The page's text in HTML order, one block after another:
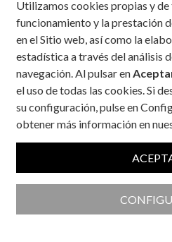
Utilizamos cookies propias y
funcionamiento y la prestación
en el Sitio web, así como la
estadística a través del análisis
navegación. Al pulsar en
el uso de todas las cookies. Si
su configuración, pulse en
obtener más información en
Colaboran con